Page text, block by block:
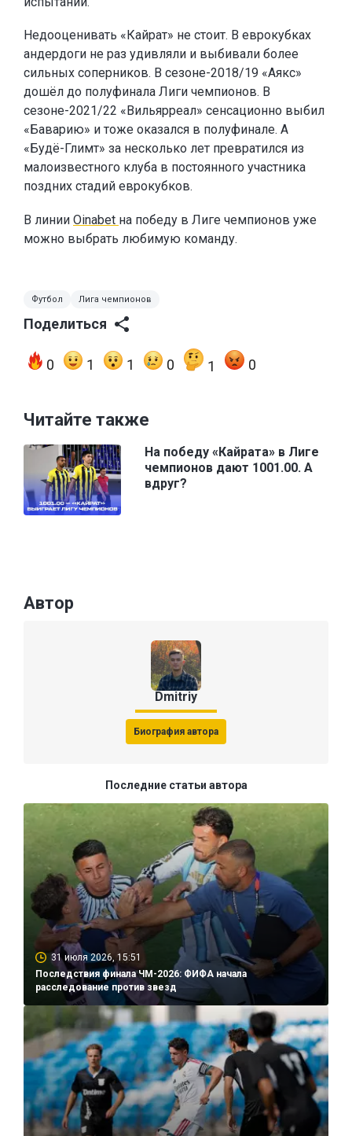
Недооценивать «Кайрат» не стоит. В еврокубках
андердоги не раз удивляли и выбивали более
сильных соперников. В сезоне-2018/19 «Аякс»
дошёл до полуфинала Лиги чемпионов. В
сезоне-2021/22 «Вильярреал» сенсационно выбил
«Баварию» и тоже оказался в полуфинале. А
«Будё-Глимт» за несколько лет превратился из
малоизвестного клуба в постоянного участника
поздних стадий еврокубков.
В линии Oinabet на победу в Лиге чемпионов уже
можно выбрать любимую команду.
Футбол Лига чемпионов
Поделиться
0 1 1 0 1 0
Читайте также
На победу «Кайрата» в Лиге
чемпионов дают 1001.00. А
вдруг?
Автор
Dmitriy
Биография автора
Последние статьи автора
31 июля 2026, 15:51
Последствия финала ЧМ-2026: ФИФА начала
расследование против звезд